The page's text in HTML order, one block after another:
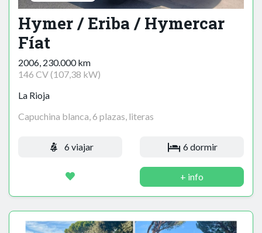
Hymer / Eriba / Hymercar
Fíat
2006, 230.000 km
146 CV (107,38 kW)
La Rioja
Capuchina blanca, 6 plazas, literas
6 viajar 6 dormir
+ info